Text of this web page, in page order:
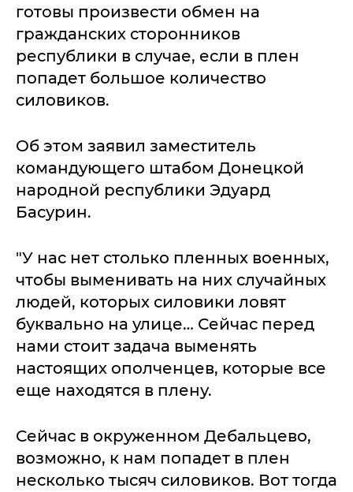
готовы произвести обмен на
гражданских сторонников
республики в случае, если в плен
попадет большое количество
силовиков.
Об этом заявил заместитель
командующего штабом Донецкой
народной республики Эдуард
Басурин.
"У нас нет столько пленных военных,
чтобы выменивать на них случайных
людей, которых силовики ловят
буквально на улице… Сейчас перед
нами стоит задача выменять
настоящих ополченцев, которые все
еще находятся в плену.
Сейчас в окруженном Дебальцево,
возможно, к нам попадет в плен
несколько тысяч силовиков. Вот тогда